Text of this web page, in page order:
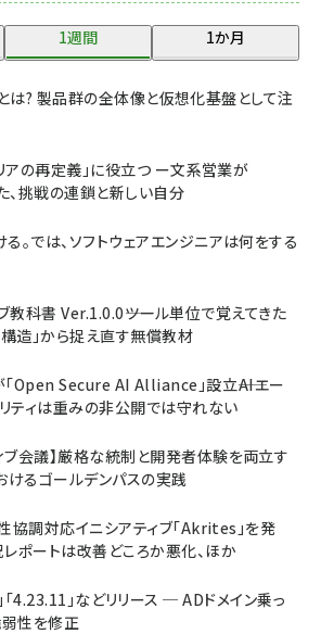
1週間 1か月
は? 製品群の全体像と仮想化基盤として注
アの再定義」に役立つ ー文系営業が
挑戦の連鎖と新しい自分
。では、ソフトウェアエンジニアは何をする
教科書 Ver.1.0.0――ツール単位で覚えてきた
造」から捉え直す無償教材
Open Secure AI Alliance」設立――AIエー
ティは重みの非公開では守れない
ブ会議】厳格な統制と開発者体験を両立す
けるゴールデンパスの実践
協調対応イニシアティブ「Akrites」を発
ポートは改善どころか悪化、ほか
4.23.11」などリリース ─ ADドメイン乗っ
性を修正